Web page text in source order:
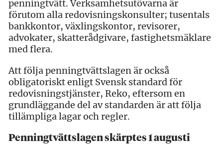
penningtvätt. Verksamhetsutövarna är
förutom alla redovisningskonsulter; tusentals
bankkontor, växlingskontor, revisorer,
advokater, skatterådgivare, fastighetsmäklare
med flera.
Att följa penningtvättslagen är också
obligatoriskt enligt Svensk standard för
redovisningstjänster, Reko, eftersom en
grundläggande del av standarden är att följa
tillämpliga lagar och regler.
Penningtvättslagen skärptes 1 augusti